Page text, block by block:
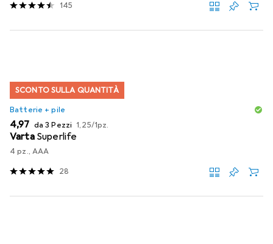
145
SCONTO SULLA QUANTITÀ
Batterie + pile
EUR
4,97 da 3 Pezzi EUR
1,25/1pz.
Varta Superlife
4 pz., AAA
28